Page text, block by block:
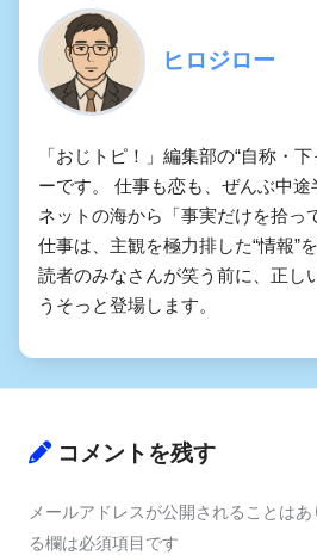
ヒロジロー
「おじトピ！」編集部の“自称・
ーです。 仕事も恋も、ぜんぶ中途
ネットの海から「事実だけを拾っ
仕事は、主観を極力排した“情報”
読者のみなさんが笑う前に、正し
うそっと登場します。
コメントを残す
メールアドレスが公開されることはあ
る欄は必須項目です